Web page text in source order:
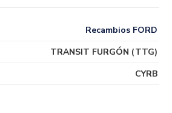
Recambios FORD
TRANSIT FURGÓN (TTG)
CYRB